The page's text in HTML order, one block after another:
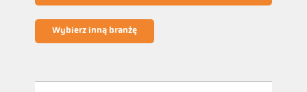
Wybierz inną branżę